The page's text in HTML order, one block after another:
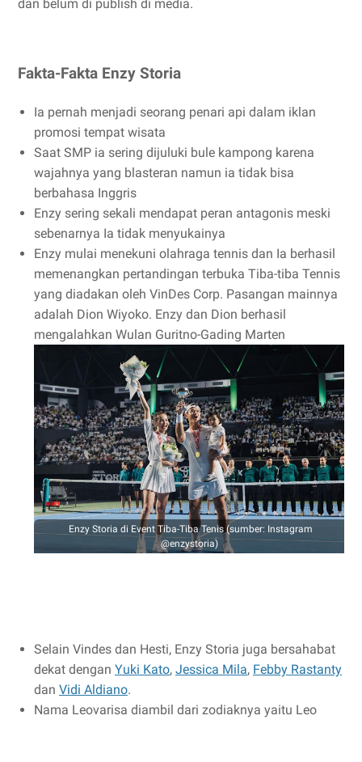
dan belum di publish di media.
Fakta-Fakta Enzy Storia
Ia pernah menjadi seorang penari api dalam iklan
promosi tempat wisata
Saat SMP ia sering dijuluki bule kampong karena
wajahnya yang blasteran namun ia tidak bisa
berbahasa Inggris
Enzy sering sekali mendapat peran antagonis meski
sebenarnya Ia tidak menyukainya
Enzy mulai menekuni olahraga tennis dan Ia berhasil
memenangkan pertandingan terbuka Tiba-tiba Tennis
yang diadakan oleh VinDes Corp. Pasangan mainnya
adalah Dion Wiyoko. Enzy dan Dion berhasil
mengalahkan Wulan Guritno-Gading Marten
Enzy Storia di Event Tiba-Tiba Tenis (sumber: Instagram
@enzystoria)
Selain Vindes dan Hesti, Enzy Storia juga bersahabat
dekat dengan Yuki Kato, Jessica Mila, Febby Rastanty
dan Vidi Aldiano.
Nama Leovarisa diambil dari zodiaknya yaitu Leo